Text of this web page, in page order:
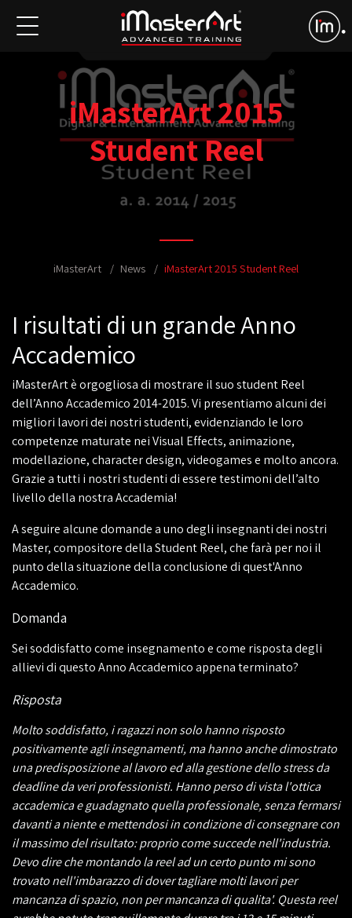
iMasterArt 2015
Student Reel
iMasterArt News iMasterArt 2015 Student Reel
I risultati di un grande Anno
Accademico
iMasterArt è orgogliosa di mostrare il suo student Reel
dell’Anno Accademico 2014-2015. Vi presentiamo alcuni dei
migliori lavori dei nostri studenti, evidenziando le loro
competenze maturate nei Visual Effects, animazione,
modellazione, character design, videogames e molto ancora.
Grazie a tutti i nostri studenti di essere testimoni dell’alto
livello della nostra Accademia!
A seguire alcune domande a uno degli insegnanti dei nostri
Master, compositore della Student Reel, che farà per noi il
punto della situazione della conclusione di quest'Anno
Accademico.
Domanda
Sei soddisfatto come insegnamento e come risposta degli
allievi di questo Anno Accademico appena terminato?
Risposta
Molto soddisfatto, i ragazzi non solo hanno risposto
positivamente agli insegnamenti, ma hanno anche dimostrato
una predisposizione al lavoro ed alla gestione dello stress da
deadline da veri professionisti. Hanno perso di vista l'ottica
accademica e guadagnato quella professionale, senza fermarsi
davanti a niente e mettendosi in condizione di consegnare con
il massimo del risultato: proprio come succede nell'industria.
Devo dire che montando la reel ad un certo punto mi sono
trovato nell'imbarazzo di dover tagliare molti lavori per
mancanza di spazio, non per mancanza di qualita'. Questa reel